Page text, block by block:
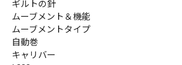
ギルトの針
ムーブメント＆機能
ムーブメントタイプ
自動巻
キャリバー